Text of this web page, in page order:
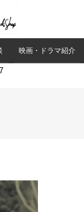
映画・ドラマ紹介